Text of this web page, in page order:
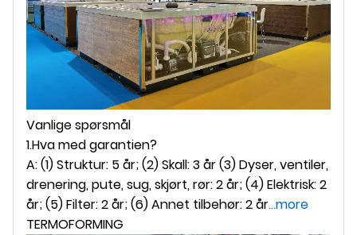
Vanlige spørsmål
1.Hva med garantien?
A: (1) Struktur: 5 år; (2) Skall: 3 år (3) Dyser, ventiler,
drenering, pute, sug, skjørt, rør: 2 år; (4) Elektrisk: 2
år; (5) Filter: 2 år; (6) Annet tilbehør: 2 år...more
TERMOFORMING